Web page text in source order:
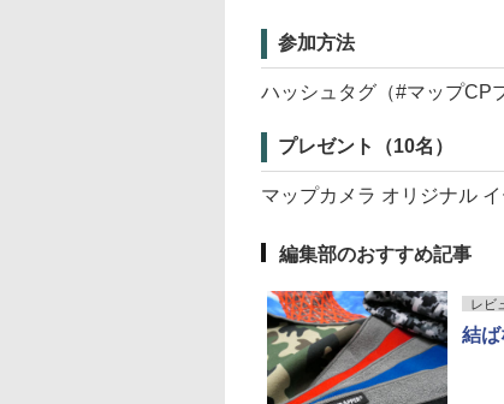
参加方法
ハッシュタグ（#マップCP
プレゼント（10名）
マップカメラ オリジナル
編集部のおすすめ記事
レビ
結